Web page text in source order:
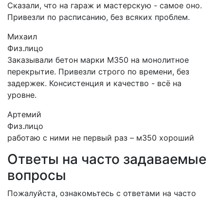
Сказали, что на гараж и мастерскую - самое оно.
Привезли по расписанию, без всяких проблем.
Михаил
Физ.лицо
Заказывали бетон марки М350 на монолитное
перекрытие. Привезли строго по времени, без
задержек. Консистенция и качество - всё на
уровне.
Артемий
Физ.лицо
работаю с ними не первый раз – м350 хороший
Ответы на часто задаваемые
вопросы
Пожалуйста, ознакомьтесь с ответами на часто